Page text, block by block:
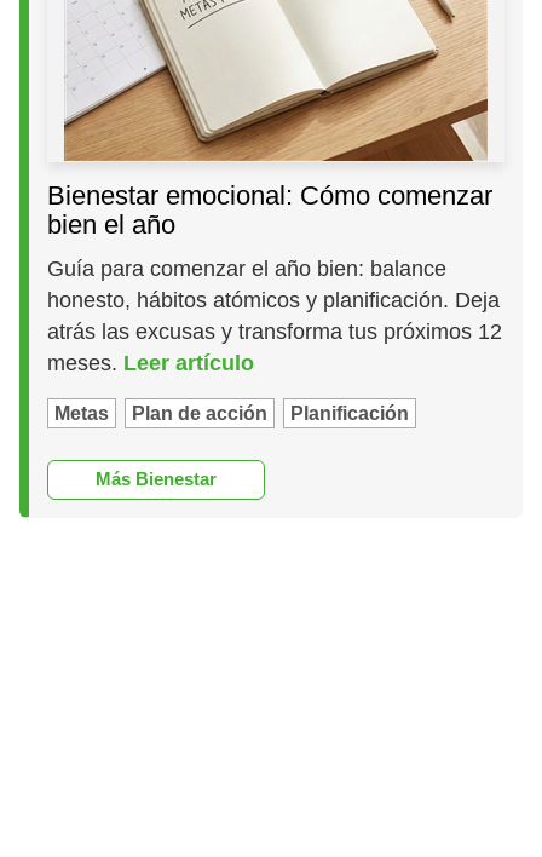
Bienestar emocional: Cómo comenzar
bien el año
Guía para comenzar el año bien: balance
honesto, hábitos atómicos y planificación. Deja
atrás las excusas y transforma tus próximos 12
meses. Leer artículo
Metas Plan de acción Planificación
Más Bienestar